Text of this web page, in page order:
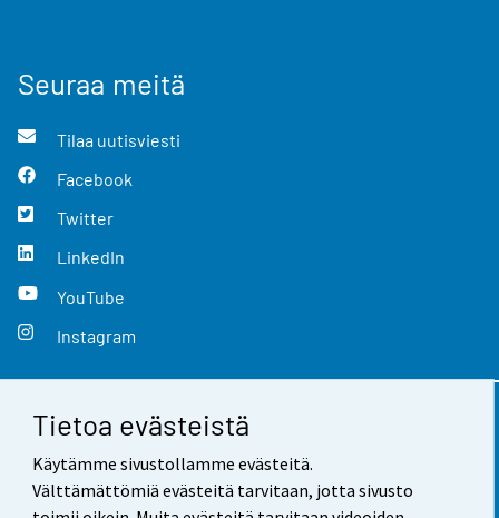
Tietoa evästeistä
Käytämme sivustollamme evästeitä.
Välttämättömiä evästeitä tarvitaan, jotta sivusto
Seuraa meitä
Tilaa uutisviesti
Facebook
Twitter
LinkedIn
YouTube
Instagram
Yhteystiedot
Palaute